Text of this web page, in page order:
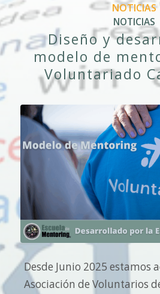
NOTICIAS
NOTICIAS
Diseño y
modelo de
Voluntariado
Desde Junio 2025 estamos
Asociación de Voluntarios